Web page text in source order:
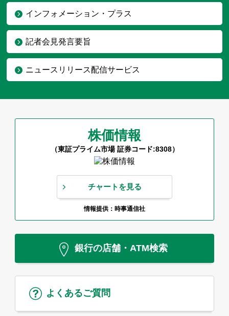
インフォメーション・プラス
記者会見発言要旨
ニュースリリース配信サービス
株価情報
（東証プライム市場 証券コード:8308）
チャートを見る
情報提供：時事通信社
銀行の店舗・ATM検索
よくあるご質問